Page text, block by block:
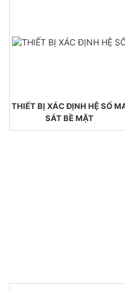
THIẾT BỊ XÁC ĐỊNH HỆ SỐ
SÁT BỀ MẶT